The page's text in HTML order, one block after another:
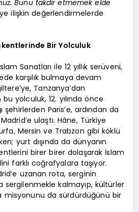
Bunu takdir etmemek elde
ilişkin değerlendirmelerde
Bir Yolculuk
Sanatları ile 12 yıllık serüveni,
karşılık bulmaya devam
Tanzanya’dan
yolculuk, 12. yılında önce
şehirlerden Paris’e, ardından da
ulaştı. Hâne, Türkiye
Mersin ve Trabzon gibi köklü
yurt dışında da dünyanın
birer birer dolaşarak İslam
farklı coğrafyalara taşıyor.
uzanan rota, serginin
sergilenmekle kalmayıp, kültürler
misyonunu da sürdürdüğünü bir